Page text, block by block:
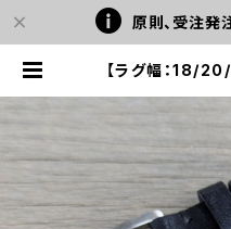
原則、受注発
【ラグ幅：18/
イド ステア ス
ザーベルト ブ
替えベルト